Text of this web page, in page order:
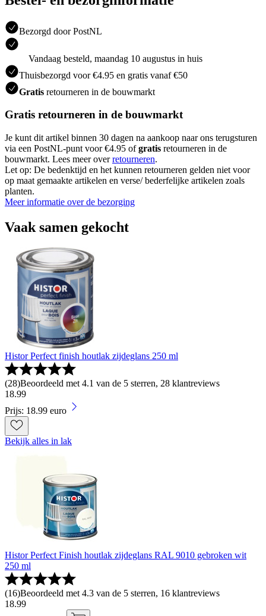
Bezorgd door PostNL
Vandaag besteld, maandag 10 augustus in huis
Thuisbezorgd voor €4.95 en gratis vanaf €50
Gratis retourneren in de bouwmarkt
Gratis retourneren in de bouwmarkt
Je kunt dit artikel binnen 30 dagen na aankoop naar ons terugsturen
via een PostNL-punt voor €4.95 ofgratis retourneren in de
bouwmarkt. Lees meer overretourneren.
Let op: De bedenktijd en het kunnen retourneren gelden niet voor
op maat gemaakte artikelen en verse/ bederfelijke artikelen zoals
planten.
Meer informatie over de bezorging
Vaak samen gekocht
Histor Perfect finish houtlak zijdeglans 250 ml
(28)Beoordeeld met 4.1 van de 5 sterren, 28 klantreviews
18.99
Prijs: 18.99 euro
Bekijk alles in lak
Histor Perfect Finish houtlak zijdeglans RAL 9010 gebroken wit
250 ml
(16)Beoordeeld met 4.3 van de 5 sterren, 16 klantreviews
18.99